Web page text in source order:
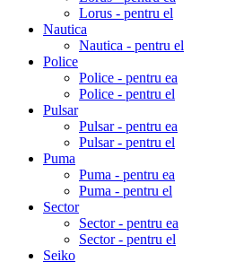
Lorus - pentru el
Nautica
Nautica - pentru el
Police
Police - pentru ea
Police - pentru el
Pulsar
Pulsar - pentru ea
Pulsar - pentru el
Puma
Puma - pentru ea
Puma - pentru el
Sector
Sector - pentru ea
Sector - pentru el
Seiko